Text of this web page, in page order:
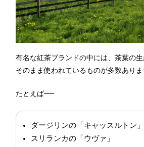
有名な紅茶ブランドの中には、茶葉の
そのまま使われているものが多数ありま
たとえば──
ダージリンの「キャッスルトン」
スリランカの「ウヴァ」